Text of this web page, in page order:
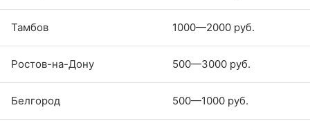
Тамбов 1000—2000 руб.
Ростов-на-Дону 500—3000 руб.
Белгород 500—1000 руб.